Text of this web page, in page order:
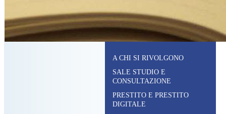
A CHI SI RIVOLGONO
SALE STUDIO E
CONSULTAZIONE
PRESTITO E PRESTITO
DIGITALE